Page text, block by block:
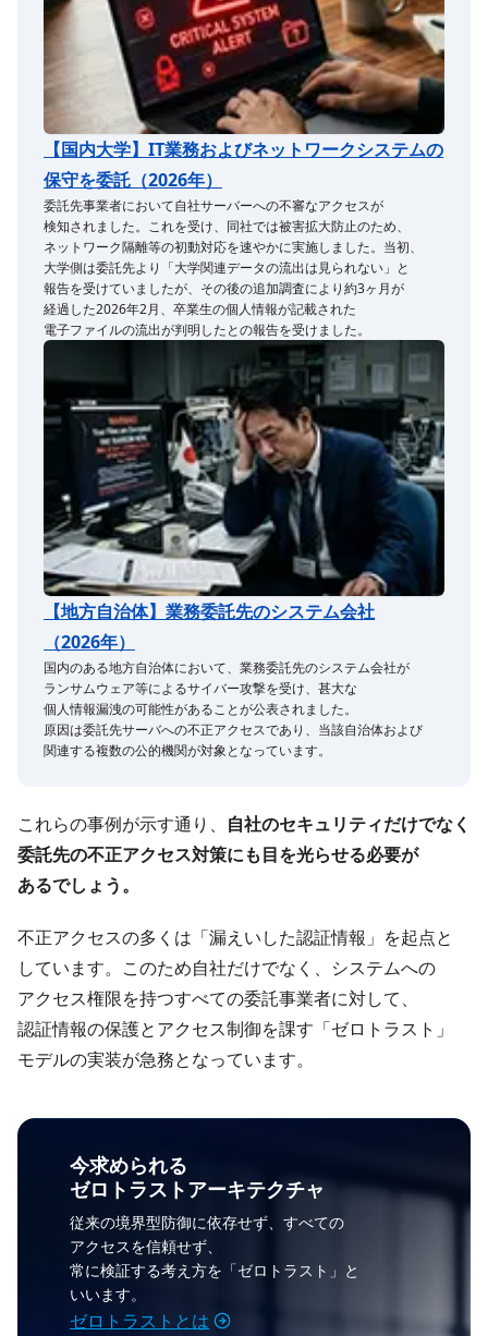
【国内大学】IT業務および​ネットワークシステムの​
保守を​委託​（2026年）
委託先事業者に​おいて​自社サーバーへの​不審な​アクセスが​
検知されました。​これを​受け、​同社では​被害拡大防止の​ため、​
ネットワーク隔離等の​初動対応を​速やかに​実施しました。​当初、​
大学側は​委託先より​「大学関連​データの​流出は​見られない」と​
報告を​受けていましたが、​その後の​追加調査に​より​約3ヶ月が​
経過した​2026年2月、​卒業生の​個人情報が​記載された​
電子ファイルの​流出が​判明したとの​報告を​受けました。
【地方​自治体】業務委託先の​システム会社​
（2026年）
国内の​ある​地方​自治体に​おいて、​業務委託先の​システム会社が​
ランサムウェア等に​よる​サイバー攻撃を​受け、​甚大な​
個人情報漏洩の​可能性が​ある​ことが​公表されました。
原因は​委託先サーバへの​不正アクセスであり、​当該自治体​および​
関連する​複数の​公的機関が​対象と​なっています。
これらの​事例が​示す通り、 ​自社の​セキュリティだけでなく​
委託先の​不正アクセス対策にも​目を​光らせる​必要が​
あるでしょう。
不正アクセスの​多くは​「漏えいした​認証情報」を​起点と​
しています。​この​ため自社だけでなく、​システムへの​
アクセス権限を​持つ​すべての​委託事業者に​対して、​
認証情報の​保護と​アクセス制御を​課す​「ゼロトラスト」​
モデルの​実装が​急務と​なっています。
今​求められる​
ゼロトラストアーキテクチャ
従来の​境界型防御に​依存せず、​すべての​
アクセスを​信頼せず、
常に​検証する​考え方を​「ゼロトラスト」と​
いいます。
ゼロトラストとは